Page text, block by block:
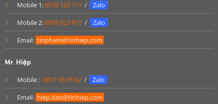
Mobile 1:0978 133 711 /
Zalo
Mobile 2:0909 923 811 /
Zalo
Email: tinpham@tinhiep.com
Mr. Hiệp
Mobile : 0917 93 95 92/
Zalo
Email: hiep.dao@tinhiep.com